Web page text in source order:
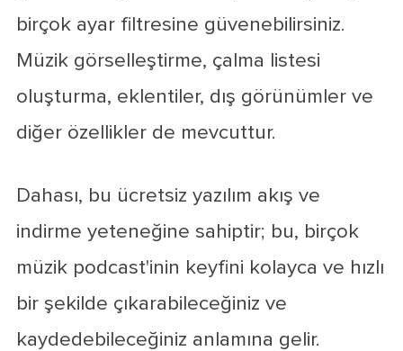
birçok ayar filtresine güvenebilirsiniz.
Müzik görselleştirme, çalma listesi
oluşturma, eklentiler, dış görünümler ve
diğer özellikler de mevcuttur.
Dahası, bu ücretsiz yazılım akış ve
indirme yeteneğine sahiptir; bu, birçok
müzik podcast'inin keyfini kolayca ve hızlı
bir şekilde çıkarabileceğiniz ve
kaydedebileceğiniz anlamına gelir.